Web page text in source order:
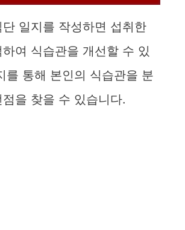
일지를 작성하면 섭취한
여 식습관을 개선할 수 있
를 통해 본인의 식습관을 분
을 찾을 수 있습니다.